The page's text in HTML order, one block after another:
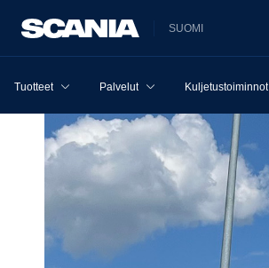
SUOMI
Tuotteet Palvelut Kuljetustoiminnot